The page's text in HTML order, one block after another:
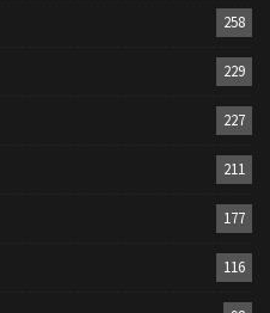
258
229
227
211
177
116